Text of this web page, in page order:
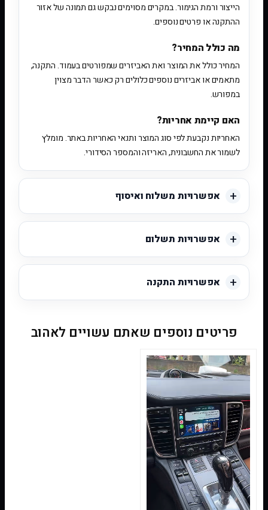
הייצור ורמת הגימור. במקרים מסוימים נבקש גם תמונה של אזור
ההתקנה או פרטים נוספים.
מה כולל המחיר?
המחיר כולל את המוצר ואת האביזרים שמפורטים בעמוד. התקנה,
מתאמים או אביזרים נוספים כלולים רק כאשר הדבר מצוין
במפורש.
האם קיימת אחריות?
האחריות נקבעת לפי סוג המוצר ותנאי האחריות באתר. מומלץ
לשמור את החשבונית, האריזה והמספר הסידורי.
אפשרויות משלוח ואיסוף
אפשרויות תשלום
אפשרויות התקנה
פריטים נוספים שאתם עשויים לאהוב